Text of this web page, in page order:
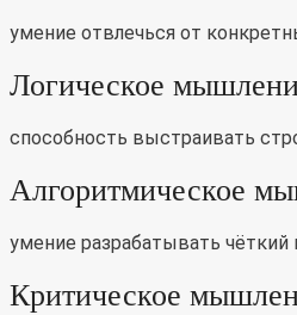
умение отвлечься от
Логическое
способность выстраивать
Алгоритмическое
умение разрабатывать
Критическое